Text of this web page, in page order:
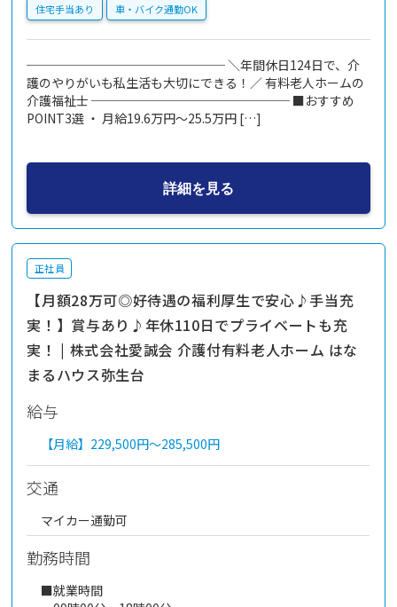
住宅手当あり 車・バイク通勤OK
──────────────── ＼年間休日124日で、介
護のやりがいも私生活も大切にできる！／ 有料老人ホームの
介護福祉士 ──────────────── ■おすすめ
POINT3選 ・ 月給19.6万円～25.5万円 […]
詳細を見る
正社員
【月額28万可◎好待遇の福利厚生で安心♪手当充
実！】賞与あり♪年休110日でプライベートも充
実！ | 株式会社愛誠会 介護付有料老人ホーム はな
まるハウス弥生台
給与
【月給】 229,500円～285,500円
交通
マイカー通勤可
勤務時間
■就業時間